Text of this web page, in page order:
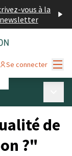
vous à la
newsletter
Se connecter
de
?"